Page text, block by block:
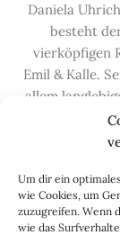
Um dir ein
wie Cookies, um
zuzugreifen. Wenn
wie das
Daniela
besteht
vierköpfigen
Emil & Kalle.
allem
vor, die
hier auf dem
alle Dinge, die